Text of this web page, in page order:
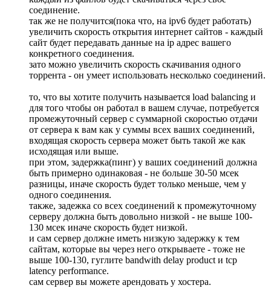
соединение.
так же не получится(пока что, на ipv6 будет работать)
увеличить скорость открытия интернет сайтов - каждый
сайт будет передавать данные на ip адрес вашего
конкретного соединения.
зато можно увеличить скорость скачивания одного
торрента - он умеет использовать несколько соединений.
то, что вы хотите получить называется load balancing и
для того чтобы он работал в вашем случае, потребуется
промежуточный сервер с суммарной скоростью отдачи
от сервера к вам как у суммы всех ваших соединений,
входящая скорость сервера может быть такой же как
исходящая или выше.
при этом, задержка(пинг) у ваших соединений должна
быть примерно одинаковая - не больше 30-50 мсек
разницы, иначе скорость будет только меньше, чем у
одного соединения.
также, задежка со всех соединений к промежуточному
серверу должна быть довольно низкой - не выше 100-
130 мсек иначе скорость будет низкой.
и сам сервер должне иметь низкую задержку к тем
сайтам, которые вы через него открываете - тоже не
выше 100-130, гуглите bandwith delay product и tcp
latency performance.
сам сервер вы можете арендовать у хостера.